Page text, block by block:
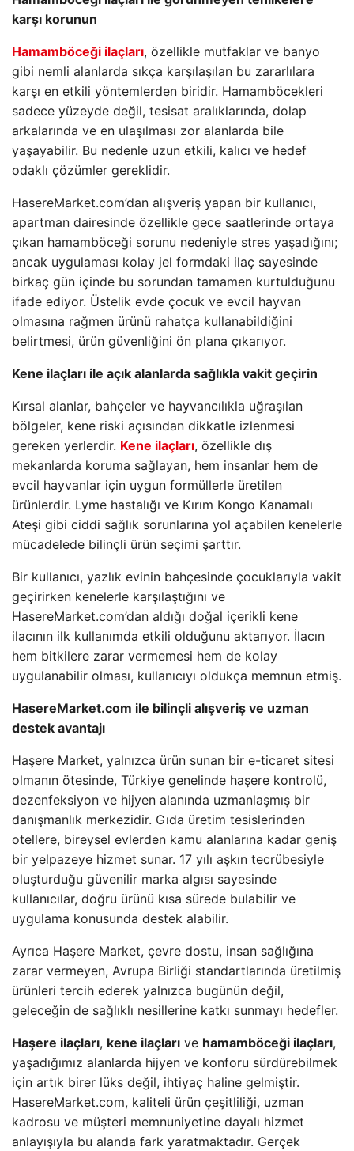
karşı korunun
Hamamböceği ilaçları, özellikle mutfaklar ve banyo
gibi nemli alanlarda sıkça karşılaşılan bu zararlılara
karşı en etkili yöntemlerden biridir. Hamamböcekleri
sadece yüzeyde değil, tesisat aralıklarında, dolap
arkalarında ve en ulaşılması zor alanlarda bile
yaşayabilir. Bu nedenle uzun etkili, kalıcı ve hedef
odaklı çözümler gereklidir.
HasereMarket.com’dan alışveriş yapan bir kullanıcı,
apartman dairesinde özellikle gece saatlerinde ortaya
çıkan hamamböceği sorunu nedeniyle stres yaşadığını;
ancak uygulaması kolay jel formdaki ilaç sayesinde
birkaç gün içinde bu sorundan tamamen kurtulduğunu
ifade ediyor. Üstelik evde çocuk ve evcil hayvan
olmasına rağmen ürünü rahatça kullanabildiğini
belirtmesi, ürün güvenliğini ön plana çıkarıyor.
Kene ilaçları ile açık alanlarda sağlıkla vakit geçirin
Kırsal alanlar, bahçeler ve hayvancılıkla uğraşılan
bölgeler, kene riski açısından dikkatle izlenmesi
gereken yerlerdir. Kene ilaçları, özellikle dış
mekanlarda koruma sağlayan, hem insanlar hem de
evcil hayvanlar için uygun formüllerle üretilen
ürünlerdir. Lyme hastalığı ve Kırım Kongo Kanamalı
Ateşi gibi ciddi sağlık sorunlarına yol açabilen kenelerle
mücadelede bilinçli ürün seçimi şarttır.
Bir kullanıcı, yazlık evinin bahçesinde çocuklarıyla vakit
geçirirken kenelerle karşılaştığını ve
HasereMarket.com’dan aldığı doğal içerikli kene
ilacının ilk kullanımda etkili olduğunu aktarıyor. İlacın
hem bitkilere zarar vermemesi hem de kolay
uygulanabilir olması, kullanıcıyı oldukça memnun etmiş.
HasereMarket.com ile bilinçli alışveriş ve uzman
destek avantajı
Haşere Market, yalnızca ürün sunan bir e-ticaret sitesi
olmanın ötesinde, Türkiye genelinde haşere kontrolü,
dezenfeksiyon ve hijyen alanında uzmanlaşmış bir
danışmanlık merkezidir. Gıda üretim tesislerinden
otellere, bireysel evlerden kamu alanlarına kadar geniş
bir yelpazeye hizmet sunar. 17 yılı aşkın tecrübesiyle
oluşturduğu güvenilir marka algısı sayesinde
kullanıcılar, doğru ürünü kısa sürede bulabilir ve
uygulama konusunda destek alabilir.
Ayrıca Haşere Market, çevre dostu, insan sağlığına
zarar vermeyen, Avrupa Birliği standartlarında üretilmiş
ürünleri tercih ederek yalnızca bugünün değil,
geleceğin de sağlıklı nesillerine katkı sunmayı hedefler.
Haşere ilaçları, kene ilaçları ve hamamböceği ilaçları,
yaşadığımız alanlarda hijyen ve konforu sürdürebilmek
için artık birer lüks değil, ihtiyaç haline gelmiştir.
HasereMarket.com, kaliteli ürün çeşitliliği, uzman
kadrosu ve müşteri memnuniyetine dayalı hizmet
anlayışıyla bu alanda fark yaratmaktadır. Gerçek